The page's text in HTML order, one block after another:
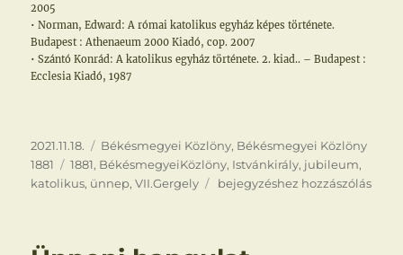
2005
• Norman, Edward: A római katolikus egyház képes története.
Budapest : Athenaeum 2000 Kiadó, cop. 2007
• Szántó Konrád: A katolikus egyház története. 2. kiad.. – Budapest :
Ecclesia Kiadó, 1987
Közzétéve
2021.11.18. Kategória
Békésmegyei Közlöny, Békésmegyei Közlöny
1881
Címke
1881, BékésmegyeiKözlöny, Istvánkirály, jubileum,
katolikus, ünnep,VII.Gergely
800
bejegyzéshez hozzászólás